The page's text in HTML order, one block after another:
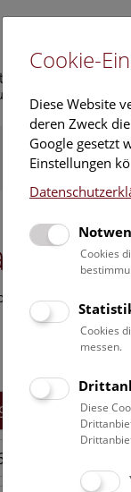
Ausstellung
Kindergarten-
Cookie-
Diese Website
deren Zweck
Google gesetzt
Einstellungen
Cookies
Cookies
messen.
Diese